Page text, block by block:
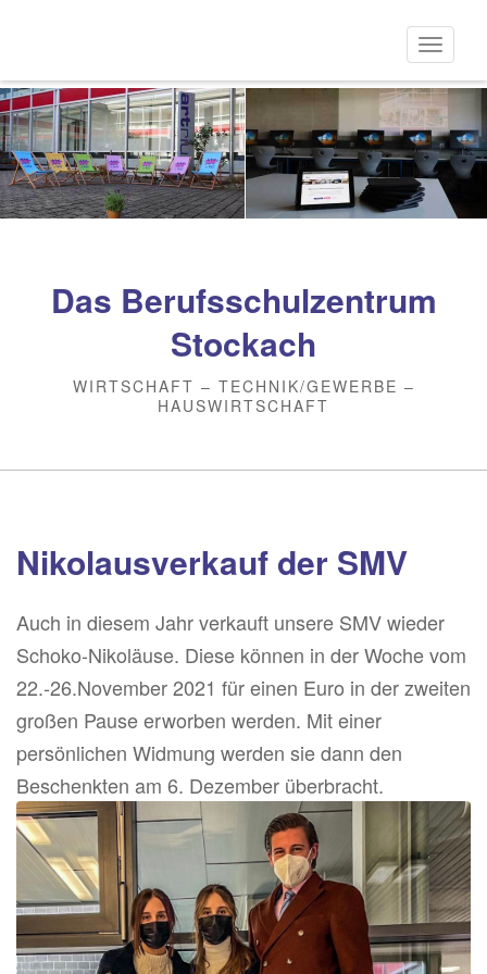
Inhalt
Das Berufsschulzentrum
Stockach
WIRTSCHAFT – TECHNIK/GEWERBE –
HAUSWIRTSCHAFT
Nikolausverkauf der SMV
Auch in diesem Jahr verkauft unsere SMV wieder
Schoko-Nikoläuse. Diese können in der Woche vom
22.-26.November 2021 für einen Euro in der zweiten
großen Pause erworben werden. Mit einer
persönlichen Widmung werden sie dann den
Beschenkten am 6. Dezember überbracht.